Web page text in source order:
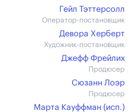
Гейл Тэттерсолл
Оператор-постановщик
Девора Херберт
Художник-постановщик
Джефф Фрейлих
Продюсер
Сюзанн Лоэр
Продюсер
Марта Кауффман (иcп.)